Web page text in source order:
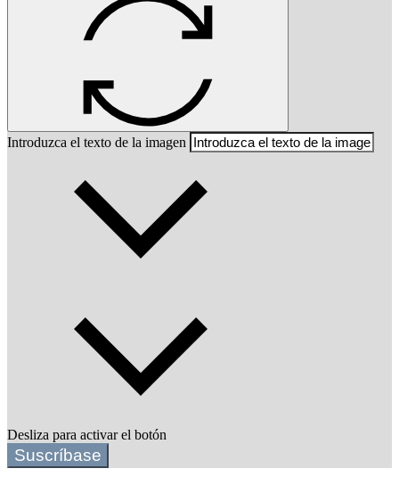
Introduzca el texto de la imagen
Desliza para activar el botón
Suscríbase